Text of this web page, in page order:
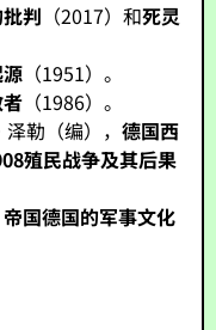
判 （2017）和死灵
（1951）。
（1986）。
勒（编），德国西
殖民战争及其后果
国德国的军事文化